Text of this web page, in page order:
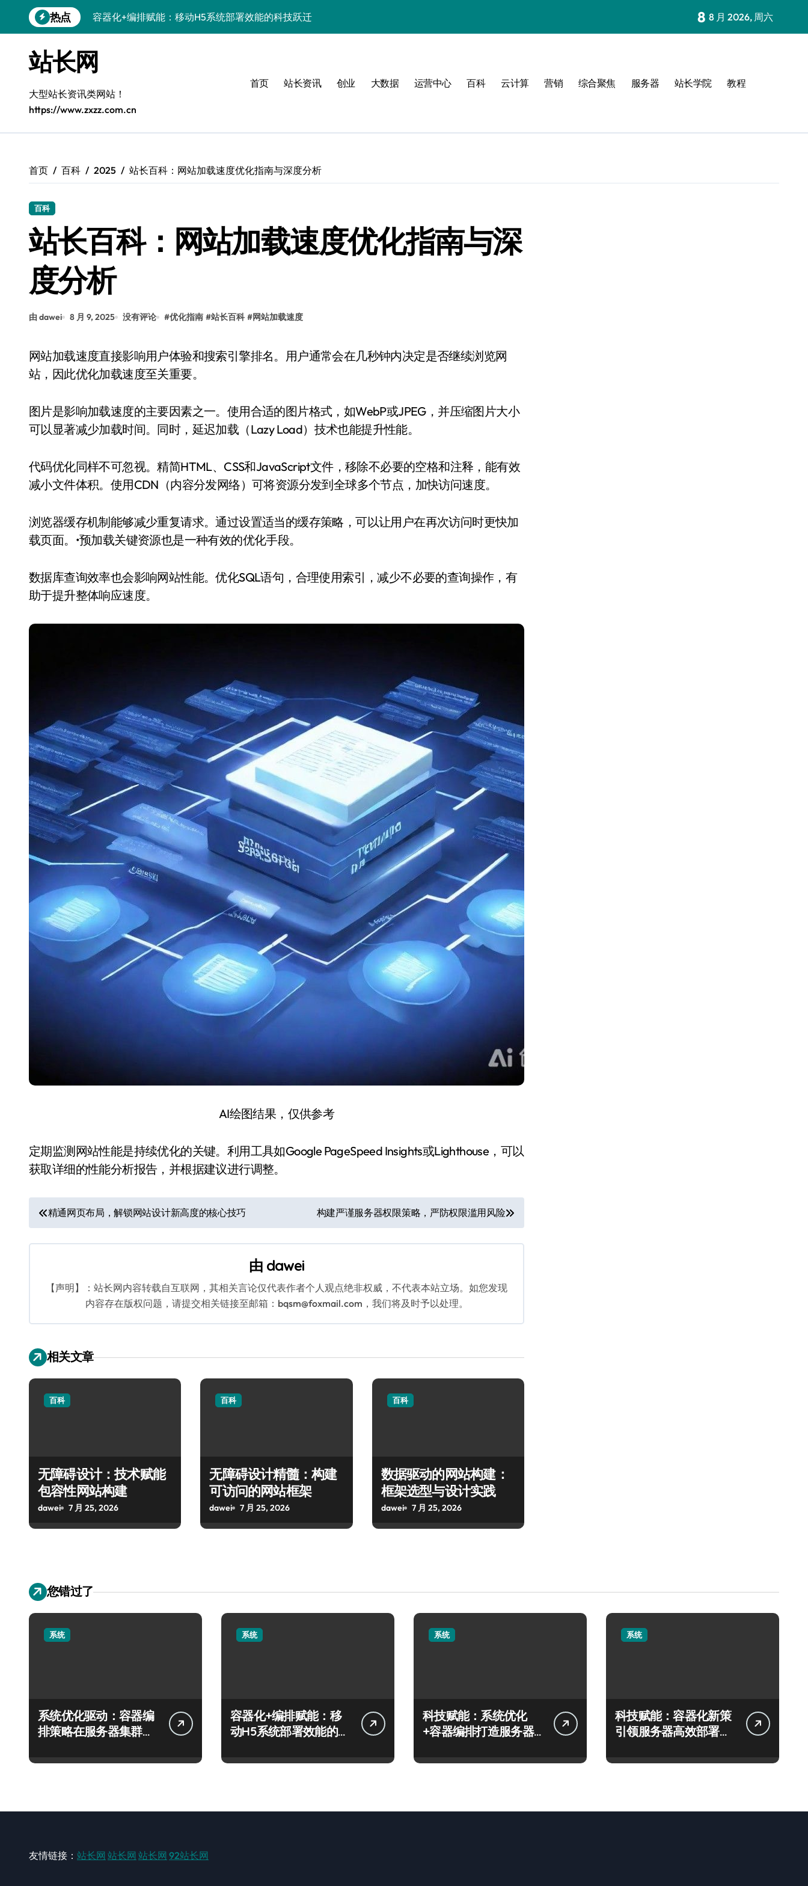
到
热点
容器化+编排赋能：移动H5系统部署效能的科技跃迁
科技赋能：容器化新策引领服务器高效部署与智能编排革新
科技赋能：系统容器智能优化，高效编排促服务器性能飙升
弹性架构赋能精准计算，重塑云端体验
Windows开发环境搭建：运行库管理全攻略
鸿蒙云架构下弹性计算优化探索
系统优化驱动：容器编排策略在服务器集群的科技分类实践
8 8 月 2026, 周六
站长网
大型站长资讯类网站！
https://www.zxzz.com.cn
首页 站长资讯 创业 大数据 运营中心 百科 云计算 营销 综合聚焦 服务器 站长学院 教程
首页 百科 2025 站长百科：网站加载速度优化指南与深度分析
百科
站长百科：网站加载速度优化指南与深
度分析
由 dawei 8 月 9, 2025 没有评论 #优化指南 #站长百科 #网站加载速度
网站加载速度直接影响用户体验和搜索引擎排名。用户通常会在几秒钟内决定是否继续浏览网
站，因此优化加载速度至关重要。
图片是影响加载速度的主要因素之一。使用合适的图片格式，如WebP或JPEG，并压缩图片大小
可以显著减少加载时间。同时，延迟加载（Lazy Load）技术也能提升性能。
代码优化同样不可忽视。精简HTML、CSS和JavaScript文件，移除不必要的空格和注释，能有效
减小文件体积。使用CDN（内容分发网络）可将资源分发到全球多个节点，加快访问速度。
浏览器缓存机制能够减少重复请求。通过设置适当的缓存策略，可以让用户在再次访问时更快加
载页面。•预加载关键资源也是一种有效的优化手段。
数据库查询效率也会影响网站性能。优化SQL语句，合理使用索引，减少不必要的查询操作，有
助于提升整体响应速度。
AI绘图结果，仅供参考
定期监测网站性能是持续优化的关键。利用工具如Google PageSpeed Insights或Lighthouse，可以
获取详细的性能分析报告，并根据建议进行调整。
文
章
精通网页布局，解锁网站设计新高度的核心技巧 构建严谨服务器权限策略，严防权限滥用风险
由 dawei
【声明】：站长网内容转载自互联网，其相关言论仅代表作者个人观点绝非权威，不代表本站立场。如您发现
内容存在版权问题，请提交相关链接至邮箱：bqsm@foxmail.com，我们将及时予以处理。
相关文章
百科
无障碍设计：技术赋能
包容性网站构建
dawei 7 月 25, 2026
百科
无障碍设计精髓：构建
可访问的网站框架
dawei 7 月 25, 2026
百科
数据驱动的网站构建：
框架选型与设计实践
dawei 7 月 25, 2026
您错过了
系统
系统优化驱动：容器编
排策略在服务器集群的
系统
容器化+编排赋能：移
动H5系统部署效能的科
系统
科技赋能：系统优化
+容器编排打造服务器
系统
科技赋能：容器化新策
引领服务器高效部署与
友情链接： 站长网 站长网 站长网 92站长网